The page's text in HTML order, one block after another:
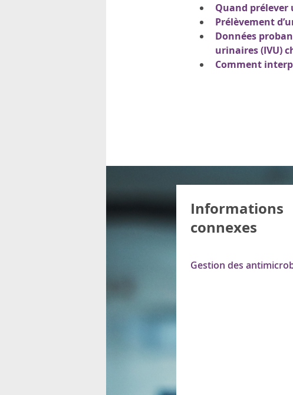
Quand prélever
Prélèvement
Données
urinaires (IVU)
Comment
Informations
connexes
Gestion des